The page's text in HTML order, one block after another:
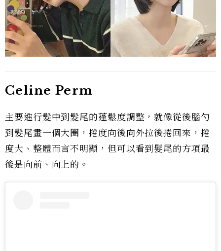
Celine Perm
主要進行髮中到髮尾的蓬鬆度調整，就像從後腦勺
到髮尾畫一個大圈，捲度向後向外拉後捲回來，捲
度大、整體而言不明顯，但可以看到髮尾的方項最
後是向前、向上的。